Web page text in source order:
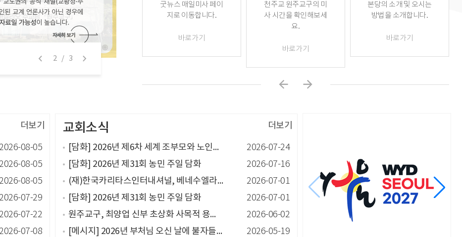
2 / 3
시는
다.
기도학교 홈페이지로
이동합니다.
바로가기
굿뉴스 매일미사 페이
지로 이동합니다.
바로가기
천주교 원주교구의 미
사 시간을 확인해보세
요.
바로가기
본당의 소개 및 오시는
방법을 소개합니다.
바로가기
더보기
2026-08-05
2026-08-05
2026-08-05
2026-07-29
2026-07-22
2026-07-08
교회소식 더보기
[담화] 2026년 제6차 세계 조부모와 노인의 날 담화 2026-07-24
[담화] 2026년 제31회 농민 주일 담화 2026-07-16
(재)한국카리타스인터내셔널, 베네수엘라 강진 피해 긴급구호에 미화 10만 달러 지원 결정 2026-07-01
[담화] 2026년 제31회 농민 주일 담화 2026-07-01
원주교구, 최양업 신부 초상화 사목적 용도에 무료 제공 2026-06-02
[메시지] 2026년 부처님 오신 날에 불자들에게 보내는 경축 메시지 2026-05-19